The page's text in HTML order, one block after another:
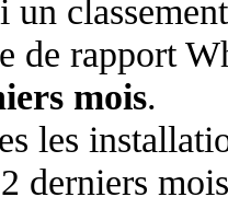
un
de rapport
mois.
les
derniers